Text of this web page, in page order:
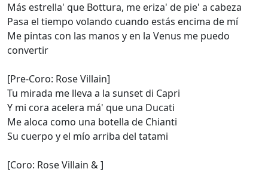
Más estrella' que Bottura, me eriza' de pie' a cabeza
Pasa el tiempo volando cuando estás encima de mí
Me pintas con las manos y en la Venus me puedo
convertir
[Pre-Coro: Rose Villain]
Tu mirada me lleva a la sunset di Capri
Y mi cora acelera má' que una Ducati
Me aloca como una botеlla de Chianti
Su cuerpo y el mío arriba dеl tatami
[Coro: Rose Villain & ]